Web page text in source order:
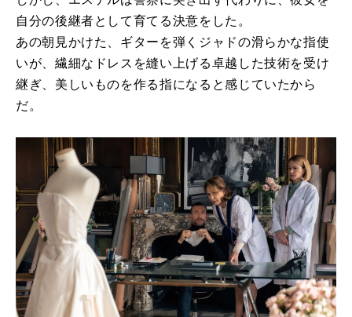
自分の後継者として育てる決意をした。
あの朝見かけた、ギターを弾くジャドの滑らかな指使
いが、繊細なドレスを縫い上げる卓越した技術を受け
継ぎ、美しいものを作る指になると感じていたから
だ。